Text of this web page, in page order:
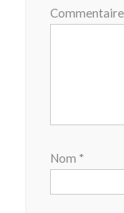
Commentaire
Nom *